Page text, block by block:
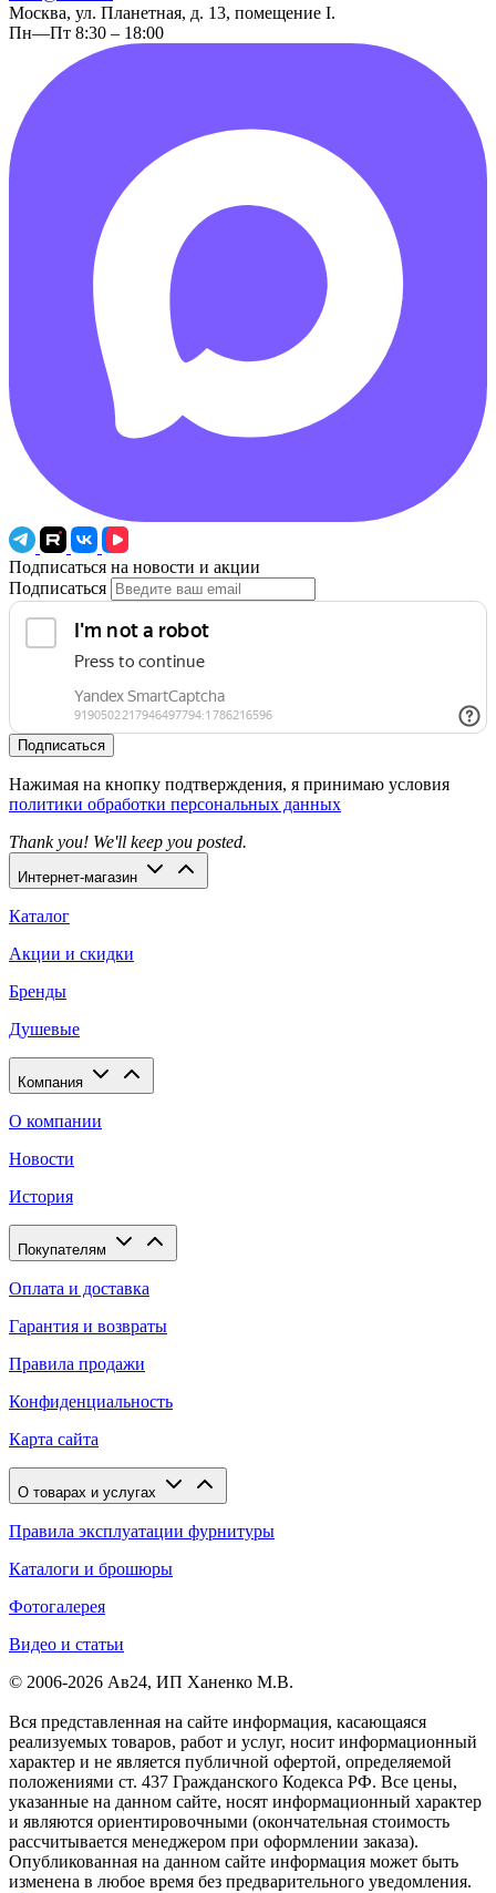
Москва, ул. Планетная, д. 13, помещение I.
Пн—Пт 8:30 – 18:00
Подписаться на новости и акции
Подписаться
Подписаться
Нажимая на кнопку подтверждения, я принимаю условия
политики обработки персональных данных
Thank you! We'll keep you posted.
Интернет-магазин
Каталог
Акции и скидки
Бренды
Душевые
Компания
О компании
Новости
История
Покупателям
Оплата и доставка
Гарантия и возвраты
Правила продажи
Конфиденциальность
Карта сайта
О товарах и услугах
Правила эксплуатации фурнитуры
Каталоги и брошюры
Фотогалерея
Видео и статьи
© 2006-2026 Ав24, ИП Ханенко М.В.
Вся представленная на сайте информация, касающаяся
реализуемых товаров, работ и услуг, носит информационный
характер и не является публичной офертой, определяемой
положениями ст. 437 Гражданского Кодекса РФ. Все цены,
указанные на данном сайте, носят информационный характер
и являются ориентировочными (окончательная стоимость
рассчитывается менеджером при оформлении заказа).
Опубликованная на данном сайте информация может быть
изменена в любое время без предварительного уведомления.